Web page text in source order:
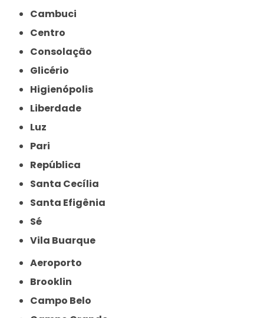
Cambuci
Centro
Consolação
Glicério
Higienópolis
Liberdade
Luz
Pari
República
Santa Cecília
Santa Efigênia
Sé
Vila Buarque
Aeroporto
Brooklin
Campo Belo